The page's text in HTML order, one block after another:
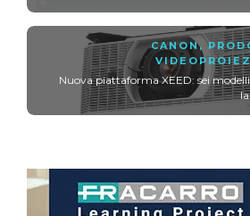
CANON,
Nuova piattaforma XEED: sei